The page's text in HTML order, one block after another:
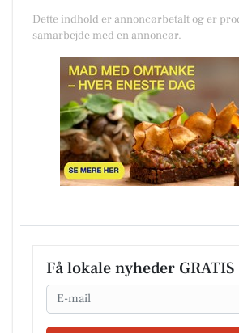
Dette indhold er annoncørbetalt og er
samarbejde med en annoncør.
Få lokale nyheder GRATIS
Email